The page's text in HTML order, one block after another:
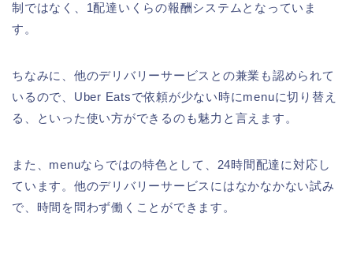
制ではなく、1配達いくらの報酬システムとなっていま
す。
ちなみに、他のデリバリーサービスとの兼業も認められて
いるので、Uber Eatsで依頼が少ない時にmenuに切り替え
る、といった使い方ができるのも魅力と言えます。
また、menuならではの特色として、24時間配達に対応し
ています。他のデリバリーサービスにはなかなかない試み
で、時間を問わず働くことができます。